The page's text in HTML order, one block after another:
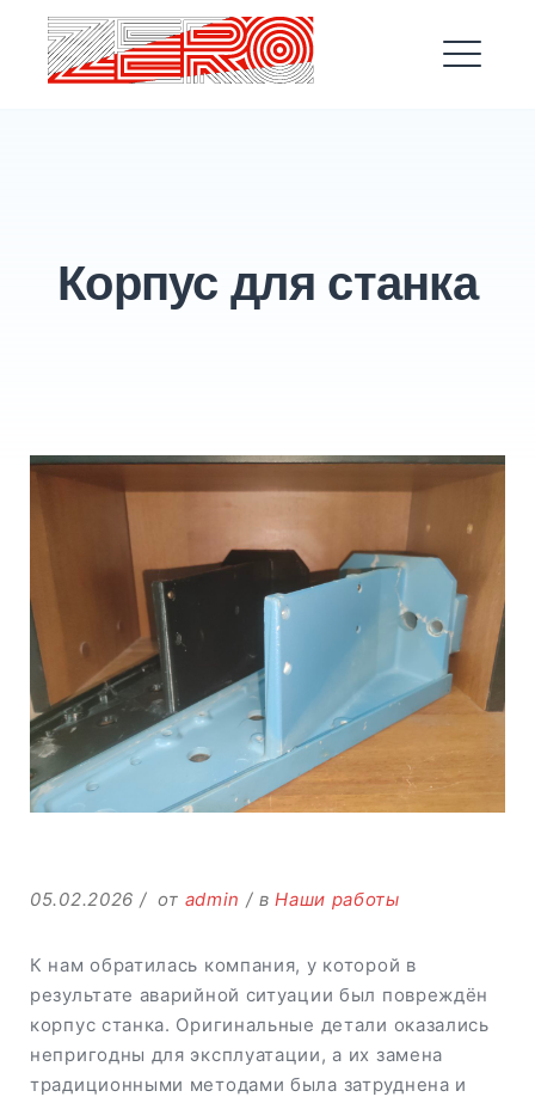
Перейти
содержимому
Zero3D
Корпус для станка
05.02.2026 от admin вНаши работы
К нам обратилась компания, у которой в
результате аварийной ситуации был повреждён
корпус станка. Оригинальные детали оказались
непригодны для эксплуатации, а их замена
традиционными методами была затруднена и